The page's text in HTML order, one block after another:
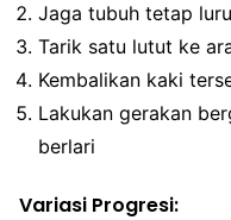
Jaga tubuh tetap
Tarik satu lutut ke
Kembalikan kaki
Lakukan gerakan
berlari
Variasi Progresi: